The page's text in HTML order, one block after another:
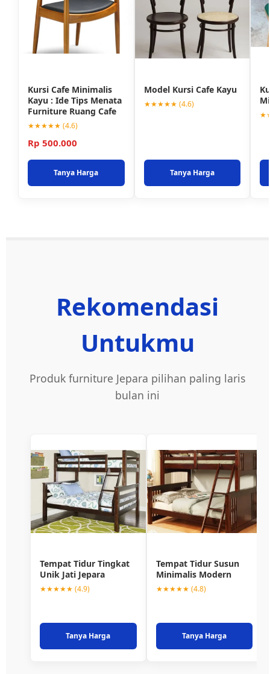
Kursi Cafe Minimalis
Kayu : Ide Tips Menata
Furniture Ruang Cafe
★★★★★ (4.6)
Rp 500.000
Tanya Harga
Model Kursi Cafe Kayu
★★★★★ (4.6)
Tanya Harga
Rekomendasi
Untukmu
Produk furniture Jepara pilihan paling laris
bulan ini
Tempat Tidur Tingkat
Unik Jati Jepara
★★★★★ (4.9)
Tanya Harga
Tempat Tidur Susun
Minimalis Modern
★★★★★ (4.8)
Tanya Harga